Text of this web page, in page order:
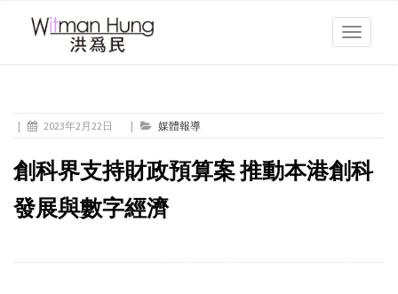
Toggle
| 2023年2月22日 | 媒體報導
創科界支持財政預算案 推動本港創科
發展與數字經濟